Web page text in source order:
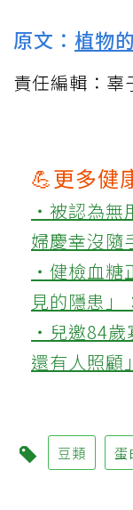
原文： 植物
責任編輯：辜
💪更多健
‧被認為無
婦慶幸沒隨
‧健檢血糖
見的隱患」
‧兒邀84歲
還有人照顧
豆類 蛋